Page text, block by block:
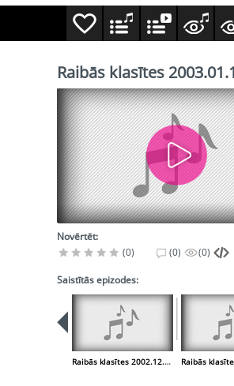
Raibās klasītes
Novērtēt:
(0)
(0) (0)
Saistītās epizodes:
Raibās klasītes 2002.12.25.